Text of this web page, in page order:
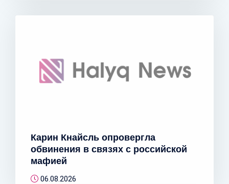
Карин Кнайсль опровергла
обвинения в связях с российской
мафией
06.08.2026